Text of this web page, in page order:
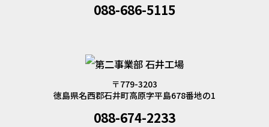
088-686-5115
〒779-3203
徳島県名西郡石井町高原字平島678番地の1
088-674-2233